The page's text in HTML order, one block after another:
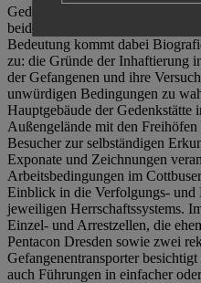
Gedenkstätte Zuchthaus
beiden deutschen Diktaturen des
Bedeutung kommt dabei
zu: die Gründe der Inhaftierung
der Gefangenen und ihre
unwürdigen Bedingungen zu
Hauptgebäude der Gedenkstätte
Außengelände mit den
Besucher zur selbständigen
Exponate und Zeichnungen
Arbeitsbedingungen im
Einblick in die Verfolgungs- und
jeweiligen Herrschaftssystems.
Einzel- und Arrestzellen, die
Pentacon Dresden sowie zwei
Gefangenentransporter
auch Führungen in einfacher